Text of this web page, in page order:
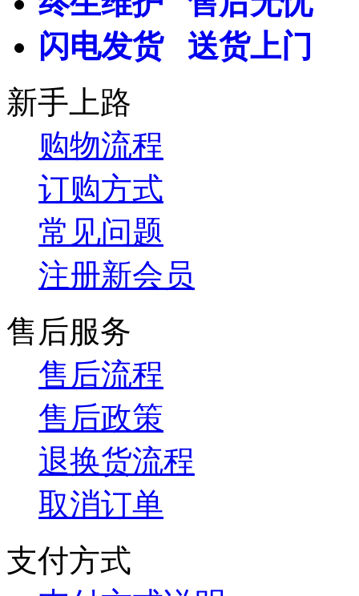
闪电发货 送货上门
新手上路
购物流程
订购方式
常见问题
注册新会员
售后服务
售后流程
售后政策
退换货流程
取消订单
支付方式